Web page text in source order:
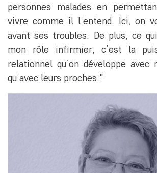
personnes malades en
vivre comme il l’entend. Ici, on
avant ses troubles. De plus, ce
mon rôle infirmier, c’est la
relationnel qu’on développe avec
qu’avec leurs proches."